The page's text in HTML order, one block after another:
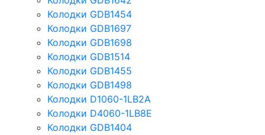
Колодки GDB1454
Колодки GDB1697
Колодки GDB1698
Колодки GDB1514
Колодки GDB1455
Колодки GDB1498
Колодки D1060-1LB2A
Колодки D4060-1LB8E
Колодки GDB1404